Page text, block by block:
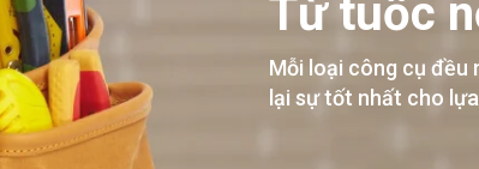
Từ tuốc
Mỗi loại công cụ đều
lại sự tốt nhất cho